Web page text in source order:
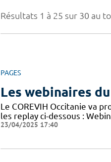
Résultats 1 à 25 sur 30 au
PAGES
Les webinaires
Le COREVIH Occitanie va
les replay ci-dessous :
23/04/2025 17:40